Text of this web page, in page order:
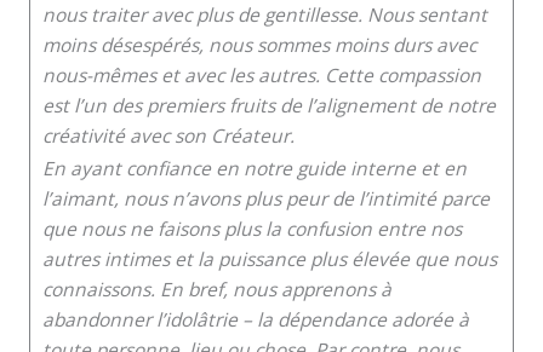
nous traiter avec plus de gentillesse. Nous sentant
moins désespérés, nous sommes moins durs avec
nous-mêmes et avec les autres. Cette compassion
est l’un des premiers fruits de l’alignement de notre
créativité avec son Créateur.
En ayant confiance en notre guide interne et en
l’aimant, nous n’avons plus peur de l’intimité parce
que nous ne faisons plus la confusion entre nos
autres intimes et la puissance plus élevée que nous
connaissons. En bref, nous apprenons à
abandonner l’idolâtrie – la dépendance adorée à